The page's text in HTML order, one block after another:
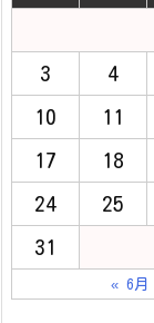
3 4
10 11
17 18
24 25
31
« 6月